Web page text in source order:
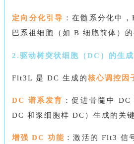
定向分化引导 ：在髓系分化中
巴系祖细胞（如 B 细胞前体）
2.驱动树突状细胞（DC）的生
Flt3L 是 DC 生成的核心调控因
DC 谱系发育 ：促进骨髓中
DC 和浆细胞样 DC）生成的关
增强 DC 功能 ：激活的 Flt3 信